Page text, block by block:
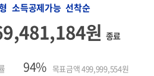
소득공제가능 선착순
원 종료
94% 목표금액 499,999,554원